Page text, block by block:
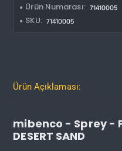
Ürün Numarası: 71410005
SKU: 71410005
Ürün Açıklaması:
mibenco - Sprey -
DESERT SAND